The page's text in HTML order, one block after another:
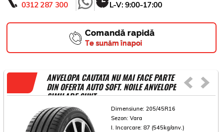
0312 287 300 L-V: 9:00-17:00
Comandă rapidă
Te sunăm înapoi
ANVELOPA CAUTATA NU MAI FACE PARTE
DIN OFERTA AUTO SOFT. NOILE ANVELOPE
SIMILARE SUNT
Dimensiune: 205/45R16
Sezon: Vara
I. Incarcare: 87 (545kg/anv.)